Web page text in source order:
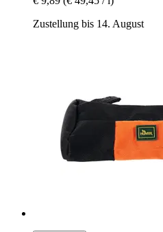
Zustellung bis 14. August